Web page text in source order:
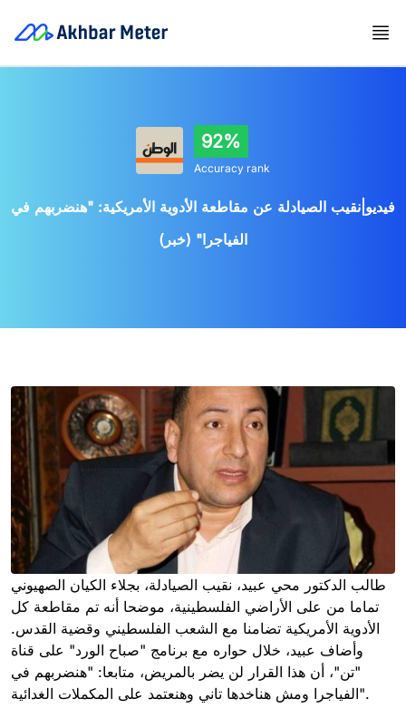
92%
Accuracy rank
فيديو|نقيب الصيادلة عن مقاطعة الأدوية الأمريكية: "هنضربهم في
الفياجرا" (خبر)
طالب الدكتور محي عبيد، نقيب الصيادلة، بجلاء الكيان الصهيوني
تماما من على الأراضي الفلسطينية، موضحا أنه تم مقاطعة كل
الأدوية الأمريكية تضامنا مع الشعب الفلسطيني وقضية القدس.
وأضاف عبيد، خلال حواره مع برنامج "صباح الورد" على قناة
"تن"، أن هذا القرار لن يضر بالمريض، متابعا: "هنضربهم في
الفياجرا ومش هناخدها تاني وهنعتمد على المكملات الغدائية".